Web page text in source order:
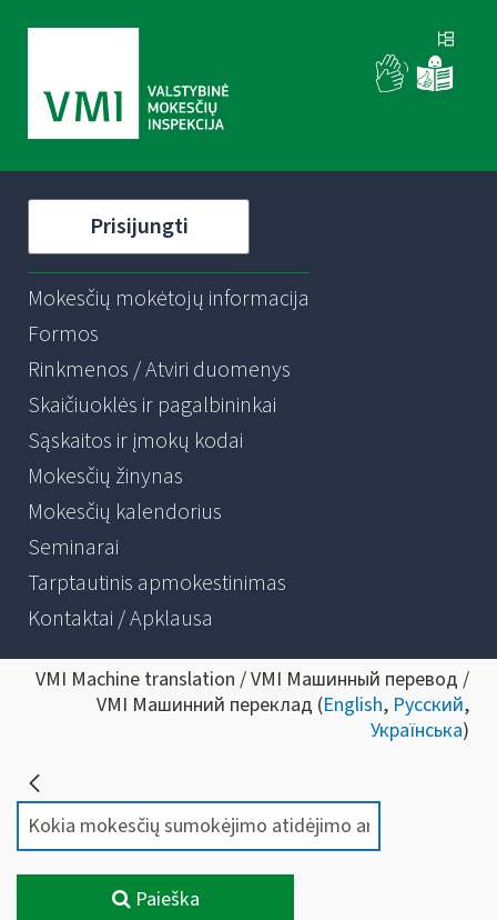
Prisijungti
Mokesčių mokėtojų informacija
Formos
Rinkmenos / Atviri duomenys
Skaičiuoklės ir pagalbininkai
Sąskaitos ir įmokų kodai
Mokesčių žinynas
Mokesčių kalendorius
Seminarai
Tarptautinis apmokestinimas
Kontaktai / Apklausa
VMI Machine translation / VMI Машинный перевод /
VMI Машинний переклад (English, Русский,
Українська)
Paieška